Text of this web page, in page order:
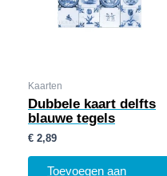
Kaarten
Dubbele kaart delfts
blauwe tegels
€ 2,89
Toevoegen aan